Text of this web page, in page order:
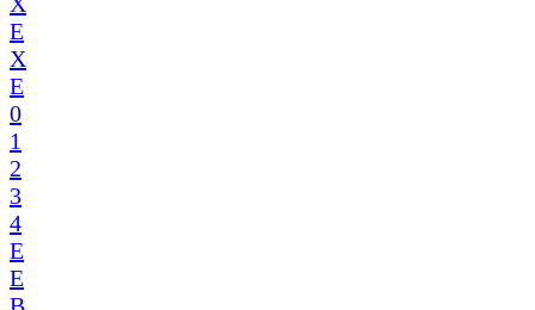
E
X
E
0
1
2
3
4
E
E